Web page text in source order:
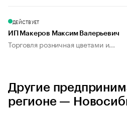
ДЕЙСТВУЕТ
ИП Макеров Максим Валерьевич
Торговля розничная цветами и...
Другие
регионе —